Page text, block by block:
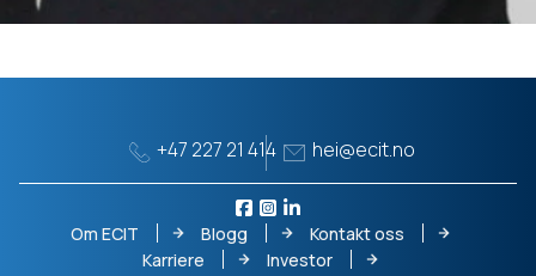
+47 227 21 414 hei@ecit.no
Om ECIT Blogg
Kontakt oss
Karriere
Investor